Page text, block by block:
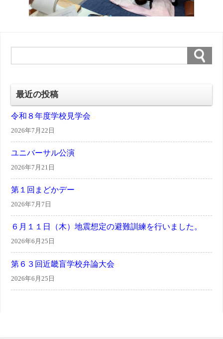
最近の投稿
令和８年度学校見学会
2026年7月22日
ユニバーサル公演
2026年7月21日
第１回まどかデー
2026年7月7日
６月１１日（木）地震想定の避難訓練を行いました。
2026年6月25日
第６３回近畿盲学校弁論大会
2026年6月25日